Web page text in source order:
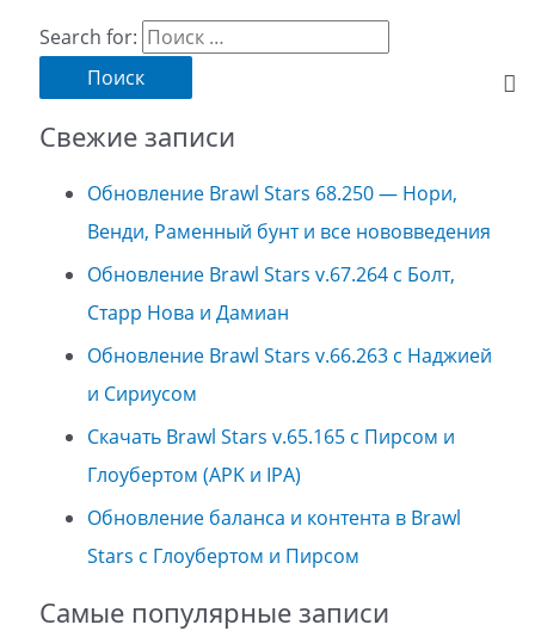
Search for:
Свежие записи
Обновление Brawl Stars 68.250 — Нори,
Венди, Раменный бунт и все нововведения
Обновление Brawl Stars v.67.264 с Болт,
Старр Нова и Дамиан
Обновление Brawl Stars v.66.263 с Наджией
и Сириусом
Скачать Brawl Stars v.65.165 с Пирсом и
Глоубертом (APK и IPA)
Обновление баланса и контента в Brawl
Stars с Глоубертом и Пирсом
Самые популярные записи